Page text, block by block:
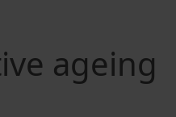
ageing